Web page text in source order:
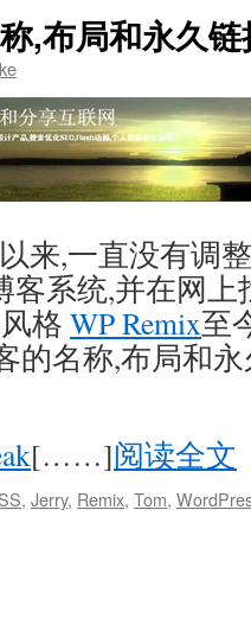
,布局和永久链
来,一直没有调
客系统,并在网
格 WP Remix至
的名称,布局和
[……]阅读全文
, Jerry, Remix, Tom,